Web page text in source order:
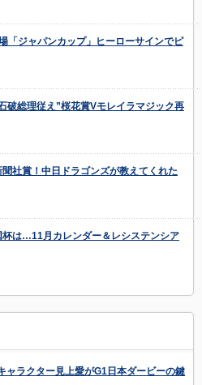
「ジャパンカップ」ヒーローサインでピ
破総理従え”桜花賞Vモレイラマジック再
社賞！中日ドラゴンズが教えてくれた
杯は…11月カレンダー＆レシステンシア
ャラクター見上愛がG1日本ダービーの鍵